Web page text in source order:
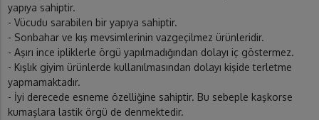
yapıya sahiptir.
- Vücudu sarabilen bir yapıya sahiptir.
- Sonbahar ve kış mevsimlerinin vazgeçilmez ürünleridir.
- Aşırı ince ipliklerle örgü yapılmadığından dolayı iç göstermez.
- Kışlık giyim ürünlerde kullanılmasından dolayı kişide terletme
yapmamaktadır.
- İyi derecede esneme özelliğine sahiptir. Bu sebeple kaşkorse
kumaşlara lastik örgü de denmektedir.